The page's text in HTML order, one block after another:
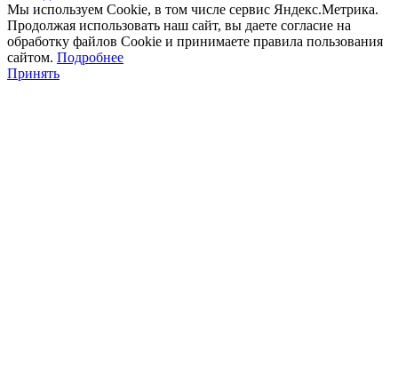
Мы используем Cookie, в том числе сервис Яндекс.Метрика.
Продолжая использовать наш сайт, вы даете согласие на
обработку файлов Cookie и принимаете правила пользования
сайтом. Подробнее
Принять